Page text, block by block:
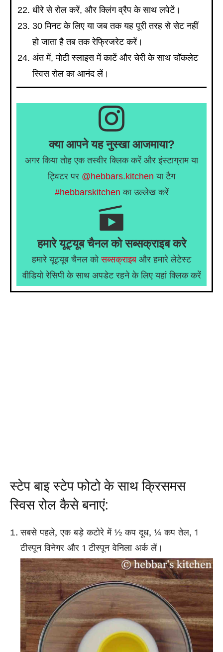
धीरे से रोल करें, और क्लिंग व्रैप के साथ लपेटें।
30 मिनट के लिए या जब तक यह पूरी तरह से सेट नहीं
हो जाता है तब तक रेफ्रिजरेट करें।
अंत में, मोटी स्लाइस में काटें और चेरी के साथ चॉकलेट
स्विस रोल का आनंद लें।
क्या आपने यह नुस्खा आजमाया?
अगर किया तोह एक तस्वीर क्लिक करें और इंस्टाग्राम या
ट्विटर पर @hebbars.kitchen या टैग
#hebbarskitchen का उल्लेख करें
हमारे यूट्यूब चैनल को सब्सक्राइब करे
हमारे यूट्यूब चैनल कोसब्सक्राइब और हमारे लेटेस्ट
वीडियो रेसिपी के साथ अपडेट रहने के लिए यहां क्लिक करें
स्टेप बाइ स्टेप फोटो के साथ क्रिसमस
स्विस रोल कैसे बनाएं:
सबसे पहले, एक बड़े कटोरे में ½ कप दूध, ¼ कप तेल, 1
टीस्पून विनेगर और 1 टीस्पून वेनिला अर्क लें।